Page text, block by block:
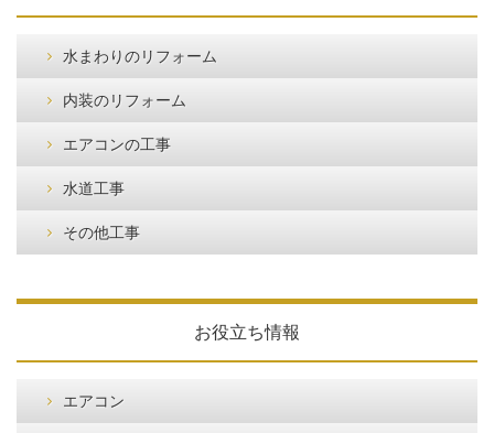
水まわりのリフォーム
内装のリフォーム
エアコンの工事
水道工事
その他工事
お役立ち情報
エアコン